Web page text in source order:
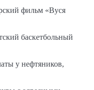
фильм «Вуся
баскетбольный
у нефтяников,